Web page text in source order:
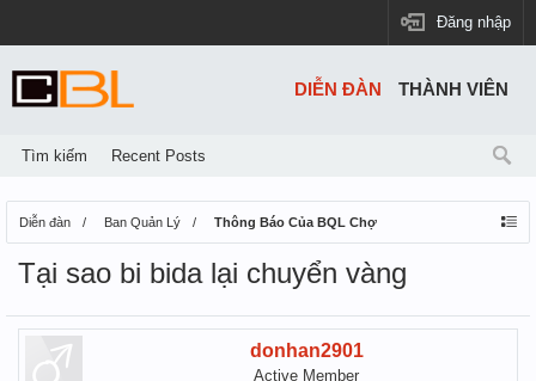
Đăng nhập
Diễn đàn Ban Quản Lý Thông Báo Của BQL Chợ
Tại sao bi bida lại chuyển vàng
donhan2901
Active Member
DIỄN ĐÀN
Tìm kiếm Recent Posts
THÀNH VIÊN